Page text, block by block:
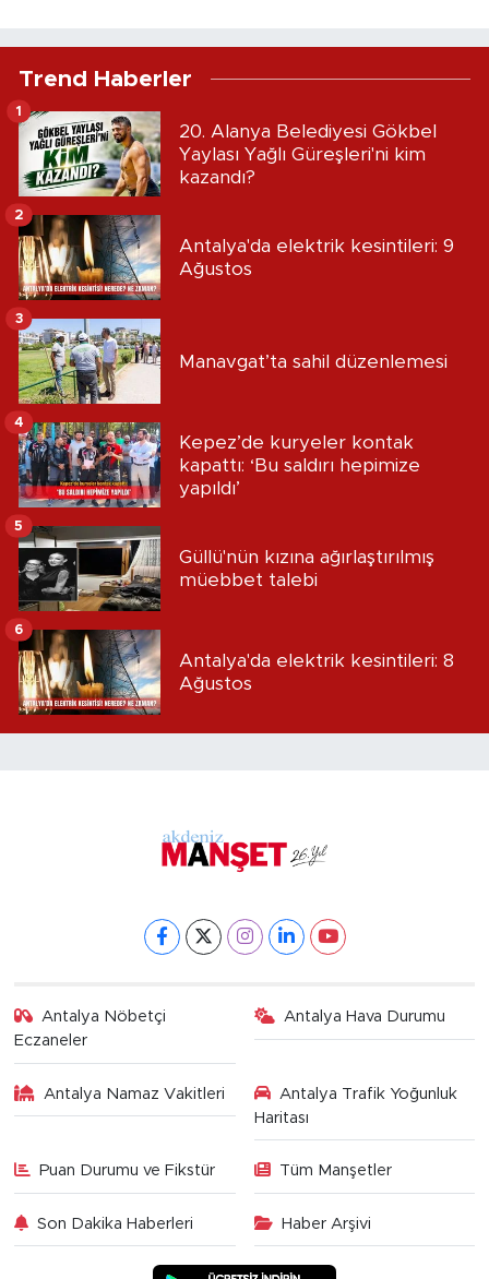
Trend Haberler
20. Alanya Belediyesi Gökbel
Yaylası Yağlı Güreşleri'ni kim
kazandı?
1
Antalya'da elektrik kesintileri: 9
Ağustos
2
Manavgat’ta sahil düzenlemesi
3
Kepez’de kuryeler kontak
kapattı: ‘Bu saldırı hepimize
yapıldı’
4
Güllü'nün kızına ağırlaştırılmış
müebbet talebi
5
Antalya'da elektrik kesintileri: 8
Ağustos
6
Antalya Nöbetçi
Eczaneler
Antalya Hava Durumu
Antalya Namaz Vakitleri
Antalya Trafik Yoğunluk
Haritası
Puan Durumu ve Fikstür Tüm Manşetler
Son Dakika Haberleri Haber Arşivi